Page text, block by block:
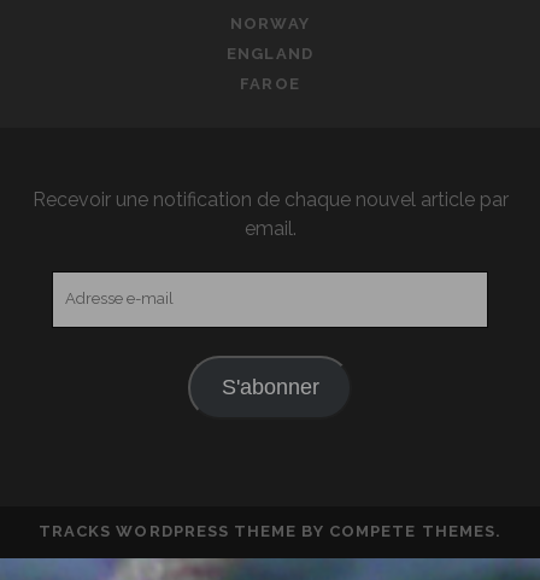
NORWAY
ENGLAND
FAROE
Recevoir une notification de chaque nouvel article par
email.
S'abonner
TRACKS WORDPRESS THEME BY COMPETE THEMES.